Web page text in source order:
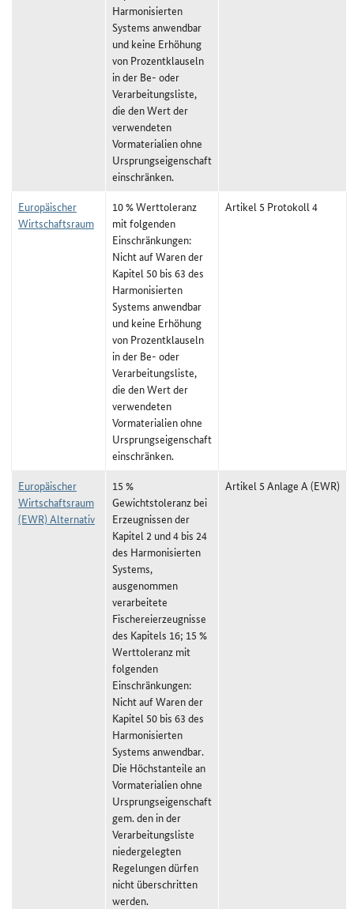
Harmonisierten
Systems anwendbar
und keine Erhöhung
von Prozentklauseln
in der Be- oder
Verarbeitungsliste,
die den Wert der
verwendeten
Vormaterialien ohne
Ursprungseigenschaft
einschränken.
Europäischer
Wirtschaftsraum
10 % Werttoleranz
mit folgenden
Einschränkungen:
Nicht auf Waren der
Kapitel 50 bis 63 des
Harmonisierten
Systems anwendbar
und keine Erhöhung
von Prozentklauseln
in der Be- oder
Verarbeitungsliste,
die den Wert der
verwendeten
Vormaterialien ohne
Ursprungseigenschaft
einschränken.
Artikel 5 Protokoll 4
Europäischer
Wirtschaftsraum
(EWR) Alternativ
15 %
Gewichtstoleranz bei
Erzeugnissen der
Kapitel 2 und 4 bis 24
des Harmonisierten
Systems,
ausgenommen
verarbeitete
Fischereierzeugnisse
des Kapitels 16; 15 %
Werttoleranz mit
folgenden
Einschränkungen:
Nicht auf Waren der
Kapitel 50 bis 63 des
Harmonisierten
Systems anwendbar.
Die Höchstanteile an
Vormaterialien ohne
Ursprungseigenschaft
gem. den in der
Verarbeitungsliste
niedergelegten
Regelungen dürfen
nicht überschritten
werden.
Artikel 5 Anlage A (EWR)